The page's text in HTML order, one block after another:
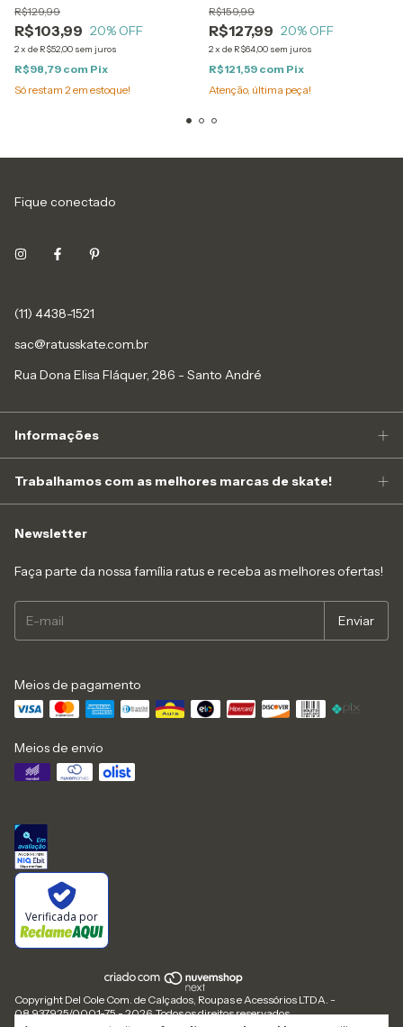
R$103,99
R$129,99
20% OFF
2x de R$52,00 sem juros
R$98,79 com Pix
Só restam 2em estoque!
R$127,99
R$159,99
20% OFF
2x de R$64,00 sem juros
R$121,59 com Pix
Atenção, última peça!
Fique conectado
(11) 4438-1521
sac@ratusskate.com.br
Rua Dona Elisa Fláquer, 286 - Santo André
Informações
Trabalhamos com as melhores marcas de skate!
Newsletter
Faça parte da nossa família ratus e receba as melhores ofertas!
Meios de pagamento
Meios de envio
Verificada por
Copyright Del Cole Com. de Calçados, Roupas e Acessórios LTDA. -
08.937.925/0001-75 - 2026. Todos os direitos reservados.